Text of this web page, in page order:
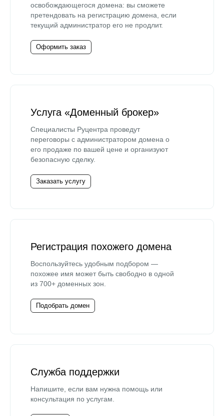
освобождающегося домена: вы сможете
претендовать на регистрацию домена, если
текущий администратор его не продлит.
Оформить заказ
Услуга «Доменный брокер»
Специалисты Руцентра проведут
переговоры с администратором домена о
его продаже по вашей цене и организуют
безопасную сделку.
Заказать услугу
Регистрация похожего домена
Воспользуйтесь удобным подбором —
похожее имя может быть свободно в одной
из 700+ доменных зон.
Подобрать домен
Служба поддержки
Напишите, если вам нужна помощь или
консультация по услугам.